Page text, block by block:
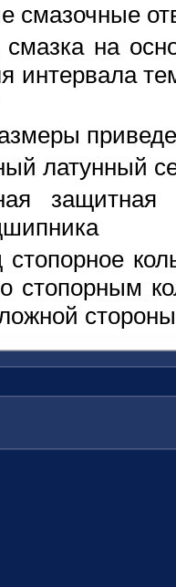
смазочные
на
интервала
латунный
стопорное
стопорным
стороны